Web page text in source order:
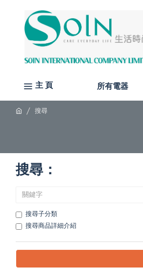
主 頁 所有電器
搜尋
搜尋：
搜尋子分類
搜尋商品詳細介紹